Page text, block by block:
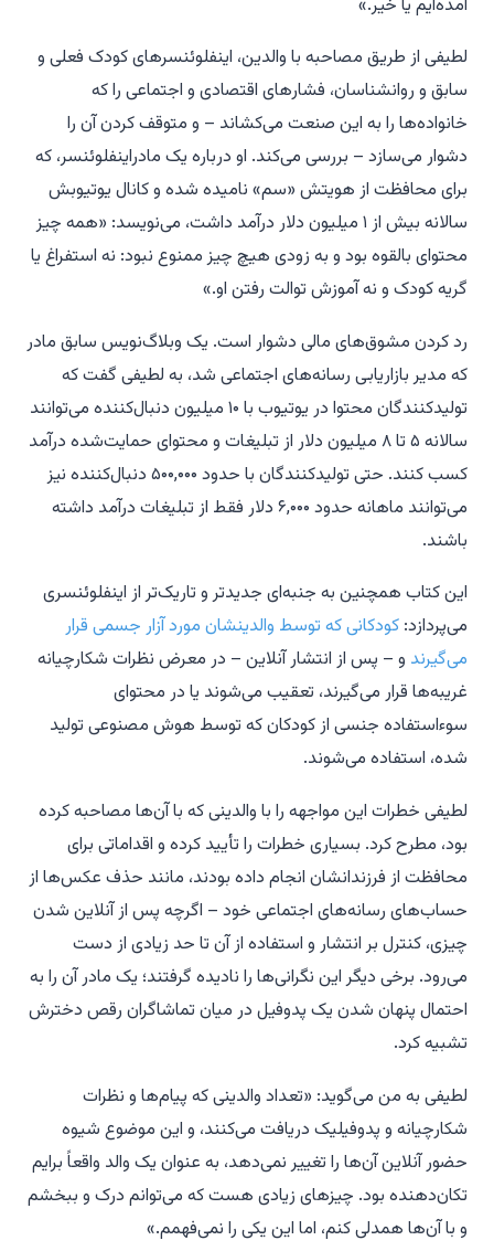
آمده‌ایم یا خیر.»
لطیفی از طریق مصاحبه با والدین، اینفلوئنسرهای کودک فعلی و
سابق و روانشناسان، فشارهای اقتصادی و اجتماعی را که
خانواده‌ها را به این صنعت می‌کشاند – و متوقف کردن آن را
دشوار می‌سازد – بررسی می‌کند. او درباره یک مادراینفلوئنسر، که
برای محافظت از هویتش «سم» نامیده شده و کانال یوتیوبش
سالانه بیش از ۱ میلیون دلار درآمد داشت، می‌نویسد: «همه چیز
محتوای بالقوه بود و به زودی هیچ چیز ممنوع نبود: نه استفراغ یا
گریه کودک و نه آموزش توالت رفتن او.»
رد کردن مشوق‌های مالی دشوار است. یک وبلاگ‌نویس سابق مادر
که مدیر بازاریابی رسانه‌های اجتماعی شد، به لطیفی گفت که
تولیدکنندگان محتوا در یوتیوب با ۱۰ میلیون دنبال‌کننده می‌توانند
سالانه ۵ تا ۸ میلیون دلار از تبلیغات و محتوای حمایت‌شده درآمد
کسب کنند. حتی تولیدکنندگان با حدود ۵۰۰,۰۰۰ دنبال‌کننده نیز
می‌توانند ماهانه حدود ۶,۰۰۰ دلار فقط از تبلیغات درآمد داشته
باشند.
این کتاب همچنین به جنبه‌ای جدیدتر و تاریک‌تر از اینفلوئنسری
می‌پردازد: کودکانی که توسط والدینشان مورد آزار جسمی قرار
می‌گیرند و – پس از انتشار آنلاین – در معرض نظرات شکارچیانه
غریبه‌ها قرار می‌گیرند، تعقیب می‌شوند یا در محتوای
سوءاستفاده جنسی از کودکان که توسط هوش مصنوعی تولید
شده، استفاده می‌شوند.
لطیفی خطرات این مواجهه را با والدینی که با آن‌ها مصاحبه کرده
بود، مطرح کرد. بسیاری خطرات را تأیید کرده و اقداماتی برای
محافظت از فرزندانشان انجام داده بودند، مانند حذف عکس‌ها از
حساب‌های رسانه‌های اجتماعی خود – اگرچه پس از آنلاین شدن
چیزی، کنترل بر انتشار و استفاده از آن تا حد زیادی از دست
می‌رود. برخی دیگر این نگرانی‌ها را نادیده گرفتند؛ یک مادر آن را به
احتمال پنهان شدن یک پدوفیل در میان تماشاگران رقص دخترش
تشبیه کرد.
لطیفی به من می‌گوید: «تعداد والدینی که پیام‌ها و نظرات
شکارچیانه و پدوفیلیک دریافت می‌کنند، و این موضوع شیوه
حضور آنلاین آن‌ها را تغییر نمی‌دهد، به عنوان یک والد واقعاً برایم
تکان‌دهنده بود. چیزهای زیادی هست که می‌توانم درک و ببخشم
و با آن‌ها همدلی کنم، اما این یکی را نمی‌فهمم.»